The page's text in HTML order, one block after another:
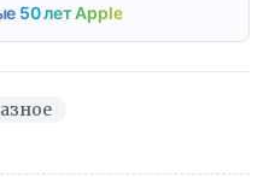
50 лет Apple